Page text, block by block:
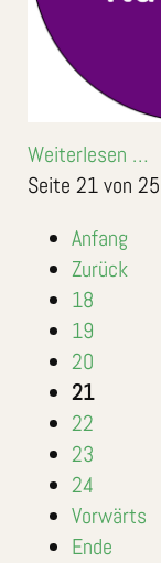
Weiterlesen …
Seite 21 von 25
Anfang
Zurück
18
19
20
21
22
23
24
Vorwärts
Ende